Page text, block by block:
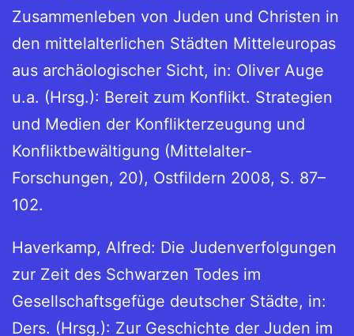
Zusammenleben von Juden und Christen in
den mittelalterlichen Städten Mitteleuropas
aus archäologischer Sicht, in: Oliver Auge
u.a. (Hrsg.): Bereit zum Konflikt. Strategien
und Medien der Konflikterzeugung und
Konfliktbewältigung (Mittelalter-
Forschungen, 20), Ostfildern 2008, S. 87–
102.
Haverkamp, Alfred: Die Judenverfolgungen
zur Zeit des Schwarzen Todes im
Gesellschaftsgefüge deutscher Städte, in:
Ders. (Hrsg.): Zur Geschichte der Juden im